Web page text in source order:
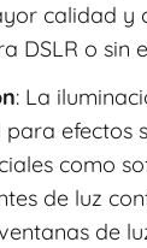
calidad y
DSLR o sin
: La
efectos
como
de luz
de